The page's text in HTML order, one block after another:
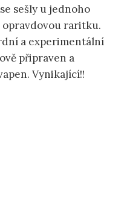
sešly u jednoho
opravdovou raritku.
a experimentální
připraven a
Vynikající!!